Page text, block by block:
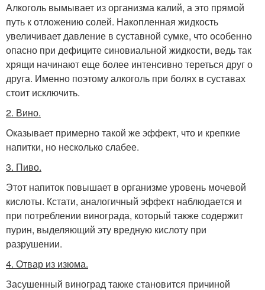
Алкоголь вымывает из организма калий, а это прямой
путь к отложению солей. Накопленная жидкость
увеличивает давление в суставной сумке, что особенно
опасно при дефиците синовиальной жидкости, ведь так
хрящи начинают еще более интенсивно тереться друг о
друга. Именно поэтому алкоголь при болях в суставах
стоит исключить.
2. Вино.
Оказывает примерно такой же эффект, что и крепкие
напитки, но несколько слабее.
3. Пиво.
Этот напиток повышает в организме уровень мочевой
кислоты. Кстати, аналогичный эффект наблюдается и
при потреблении винограда, который также содержит
пурин, выделяющий эту вредную кислоту при
разрушении.
4. Отвар из изюма.
Засушенный виноград также становится причиной